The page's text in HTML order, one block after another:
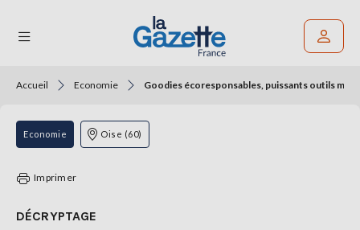
THÉMATIQUES
RÉGIONS
FORMATS
Accueil Economie Goodies écoresponsables, puissants outils
Economie Oise (60)
Imprimer
DÉCRYPTAGE